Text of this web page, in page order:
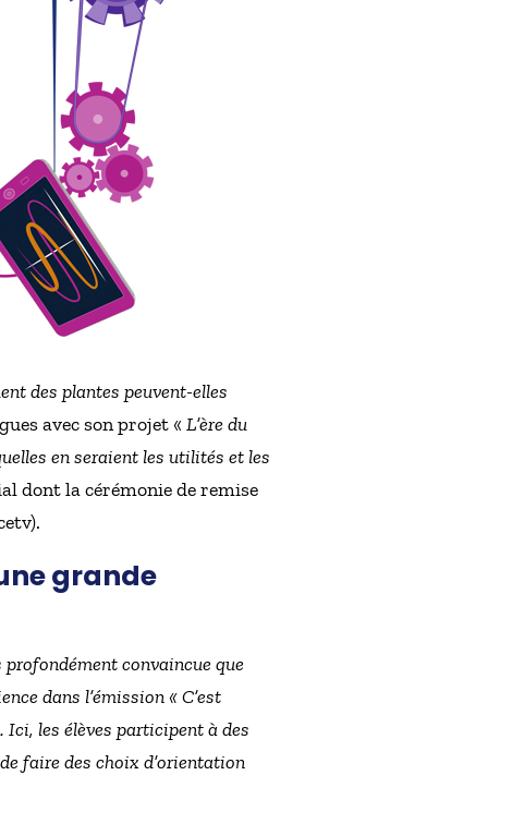
des plantes peuvent-elles
avec son projet « L’ère du
en seraient les utilités et les
dont la cérémonie de remise
grande
profondément convaincue que
dans l’émission « C’est
Ici, les élèves participent à des
faire des choix d’orientation